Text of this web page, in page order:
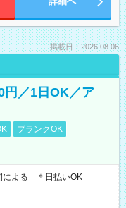
掲載日：2026.08.06
円／1日OK／ア
ブランクOK
による ＊日払いOK